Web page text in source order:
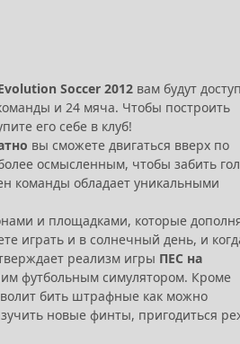
Soccer 2012 вам будут
и 24 мяча. Чтобы построить
его себе в клуб!
вы сможете двигаться вверх по
осмысленным, чтобы забить
команды обладает уникальными
и площадками, которые
играть и в солнечный день, и
реализм игры ПЕС на
футбольным симулятором. Кроме
бить штрафные как можно
новые финты, пригодиться